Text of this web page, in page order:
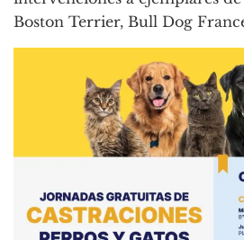
Boston Terrier, Bull Dog